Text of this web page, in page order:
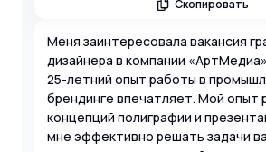
Скопировать
Меня заинтересовала вакансия
дизайнера в компании
25-летний опыт работы в
брендинге впечатляет. Мой опыт
концепций полиграфии и
мне эффективно решать задачи